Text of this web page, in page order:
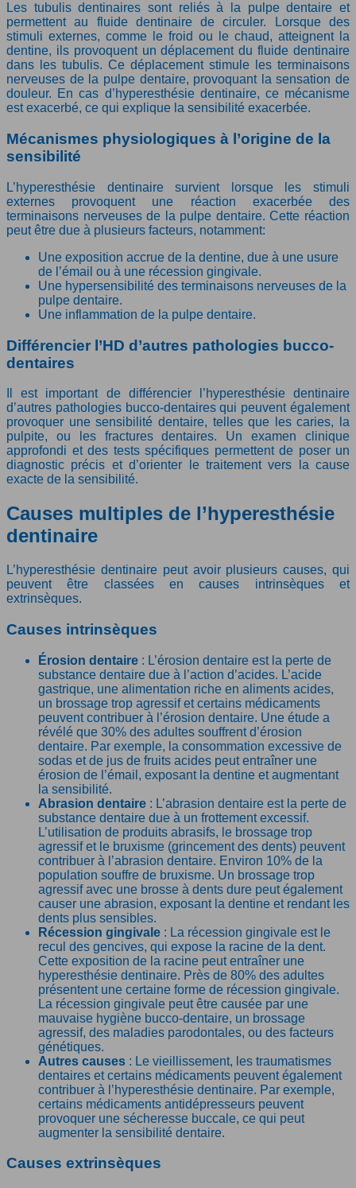
Les tubulis dentinaires sont reliés à la pulpe dentaire et
permettent au fluide dentinaire de circuler. Lorsque des
stimuli externes, comme le froid ou le chaud, atteignent la
dentine, ils provoquent un déplacement du fluide dentinaire
dans les tubulis. Ce déplacement stimule les terminaisons
nerveuses de la pulpe dentaire, provoquant la sensation de
douleur. En cas d’hyperesthésie dentinaire, ce mécanisme
est exacerbé, ce qui explique la sensibilité exacerbée.
Mécanismes physiologiques à l’origine de la
sensibilité
L’hyperesthésie dentinaire survient lorsque les stimuli
externes provoquent une réaction exacerbée des
terminaisons nerveuses de la pulpe dentaire. Cette réaction
peut être due à plusieurs facteurs, notamment:
Une exposition accrue de la dentine, due à une usure
de l’émail ou à une récession gingivale.
Une hypersensibilité des terminaisons nerveuses de la
pulpe dentaire.
Une inflammation de la pulpe dentaire.
Différencier l’HD d’autres pathologies bucco-
dentaires
Il est important de différencier l’hyperesthésie dentinaire
d’autres pathologies bucco-dentaires qui peuvent également
provoquer une sensibilité dentaire, telles que les caries, la
pulpite, ou les fractures dentaires. Un examen clinique
approfondi et des tests spécifiques permettent de poser un
diagnostic précis et d’orienter le traitement vers la cause
exacte de la sensibilité.
Causes multiples de l’hyperesthésie
dentinaire
L’hyperesthésie dentinaire peut avoir plusieurs causes, qui
peuvent être classées en causes intrinsèques et
extrinsèques.
Causes intrinsèques
Érosion dentaire : L’érosion dentaire est la perte de
substance dentaire due à l’action d’acides. L’acide
gastrique, une alimentation riche en aliments acides,
un brossage trop agressif et certains médicaments
peuvent contribuer à l’érosion dentaire. Une étude a
révélé que 30% des adultes souffrent d’érosion
dentaire. Par exemple, la consommation excessive de
sodas et de jus de fruits acides peut entraîner une
érosion de l’émail, exposant la dentine et augmentant
la sensibilité.
Abrasion dentaire : L’abrasion dentaire est la perte de
substance dentaire due à un frottement excessif.
L’utilisation de produits abrasifs, le brossage trop
agressif et le bruxisme (grincement des dents) peuvent
contribuer à l’abrasion dentaire. Environ 10% de la
population souffre de bruxisme. Un brossage trop
agressif avec une brosse à dents dure peut également
causer une abrasion, exposant la dentine et rendant les
dents plus sensibles.
Récession gingivale : La récession gingivale est le
recul des gencives, qui expose la racine de la dent.
Cette exposition de la racine peut entraîner une
hyperesthésie dentinaire. Près de 80% des adultes
présentent une certaine forme de récession gingivale.
La récession gingivale peut être causée par une
mauvaise hygiène bucco-dentaire, un brossage
agressif, des maladies parodontales, ou des facteurs
génétiques.
Autres causes : Le vieillissement, les traumatismes
dentaires et certains médicaments peuvent également
contribuer à l’hyperesthésie dentinaire. Par exemple,
certains médicaments antidépresseurs peuvent
provoquer une sécheresse buccale, ce qui peut
augmenter la sensibilité dentaire.
Causes extrinsèques